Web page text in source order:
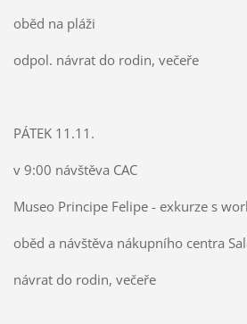
oběd na pláži
odpol. návrat do rodin, večeře
PÁTEK 11.11.
v 9:00 návštěva CAC
Museo Principe Felipe - exkurze s
oběd a návštěva nákupního centra
návrat do rodin, večeře